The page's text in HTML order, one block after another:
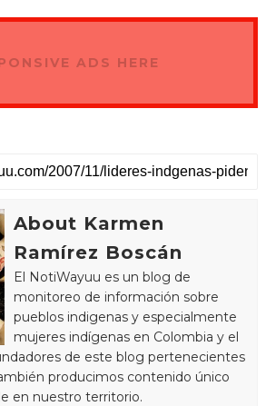
ADS HERE
About Karmen
Ramírez Boscán
El NotiWayuu es un blog de
monitoreo de información sobre
pueblos indigenas y especialmente
mujeres indígenas en Colombia y el
de este blog pertenecientes
producimos contenido único
en nuestro territorio.